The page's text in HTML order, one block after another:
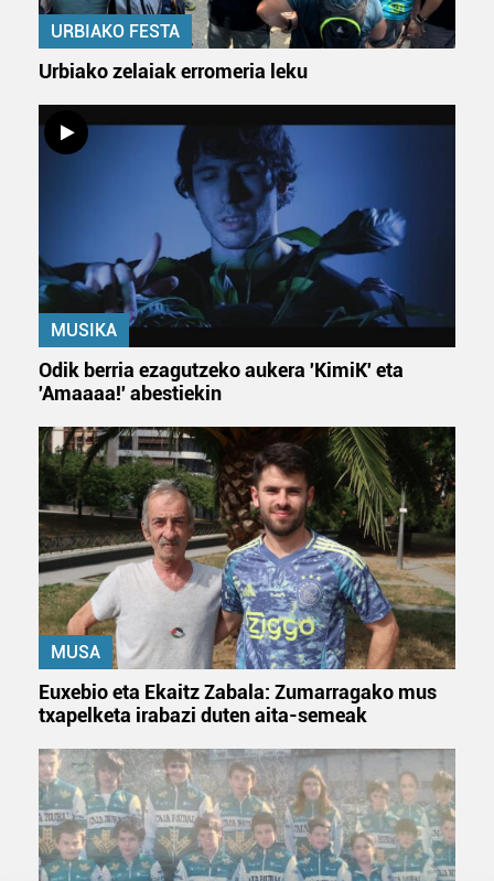
URBIAKO FESTA
Urbiako zelaiak erromeria leku
MUSIKA
Odik berria ezagutzeko aukera 'KimiK' eta
'Amaaaa!' abestiekin
MUSA
Euxebio eta Ekaitz Zabala: Zumarragako mus
txapelketa irabazi duten aita-semeak